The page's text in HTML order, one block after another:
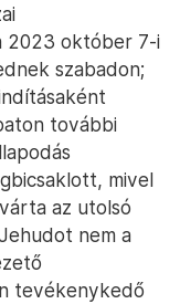
2023 október 7-i
szabadon;
további
mivel
az utolsó
nem a
tevékenykedő